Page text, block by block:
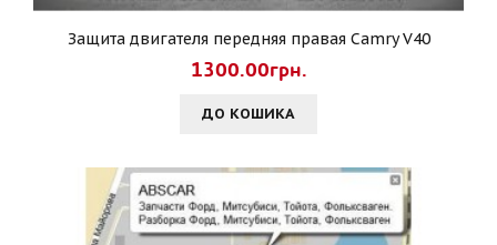
Защита двигателя передняя правая Camry V40
1300.00грн.
ДО КОШИКА